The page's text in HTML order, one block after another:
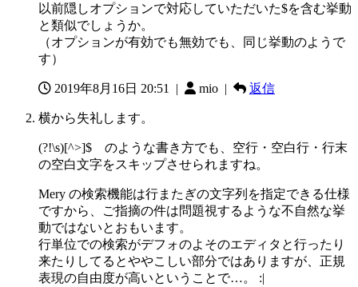
以前隠しオプションで対応していただいた$を含む挙動
と類似でしょうか。
（オプションが有効でも無効でも、同じ挙動のようで
す）
2019年8月16日 20:51 | mio | 返信
横から失礼します。
(?!\s)[^>]$ のような書き方でも、空行・空白行・行末
の空白文字をスキップさせられますね。
Mery の検索機能は行またぎの文字列を指定できる仕様
ですから、ご指摘の件は問題視するような不自然な挙
動ではないとおもいます。
行単位での検索がデフォのよそのエディタと行ったり
来たりしてるとややこしい部分ではありますが、正規
表現の自由度が高いということで…。 :|